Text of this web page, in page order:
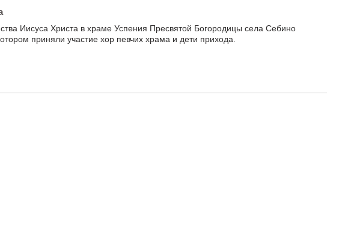
Иисуса Христа в храме Успения Пресвятой Богородицы села Себино
приняли участие хор певчих храма и дети прихода.